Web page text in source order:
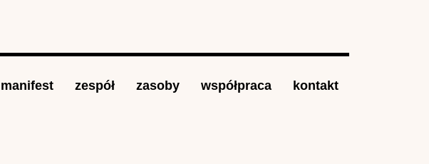
manifest zespół zasoby współpraca kontakt